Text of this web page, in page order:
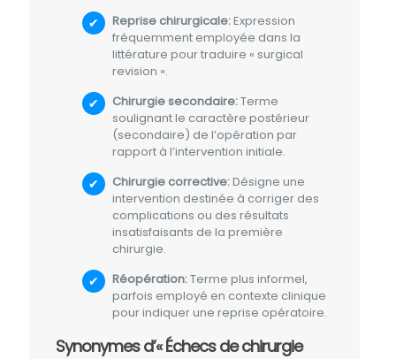
Reprise chirurgicale:Expression
fréquemment employée dans la
littérature pour traduire « surgical
revision ».
Chirurgie secondaire:Terme
soulignant le caractère postérieur
(secondaire) de l’opération par
rapport à l’intervention initiale.
Chirurgie corrective:Désigne une
intervention destinée à corriger des
complications ou des résultats
insatisfaisants de la première
chirurgie.
Réopération:Terme plus informel,
parfois employé en contexte clinique
pour indiquer une reprise opératoire.
Synonymes d’« Échecs de chirurgie